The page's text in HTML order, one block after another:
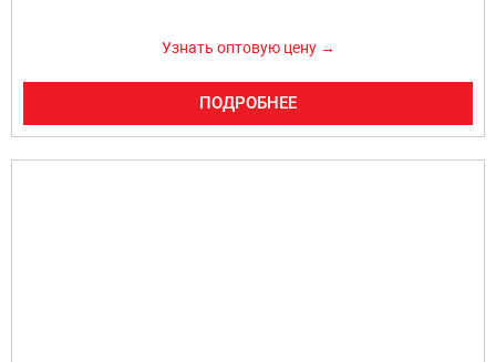
Узнать оптовую цену →
ПОДРОБНЕЕ